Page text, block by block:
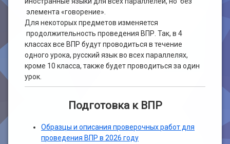
элемента «говорение».
Для некоторых предметов изменяется
продолжительность проведения ВПР. Так, в 4
классах все ВПР будут проводиться в течение
одного урока, русский язык во всех параллелях,
кроме 10 класса, также будет проводиться за один
урок.
Подготовка к ВПР
Образцы и описания проверочных работ для
проведения ВПР в 2026 году